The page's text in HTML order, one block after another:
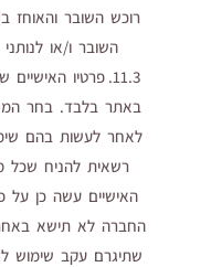
רוכש השובר והאוחז
השובר ו/או
11.3. פרטיו
באתר בלבד. בחר
לאחר לעשות בהם
רשאית להניח שכל
האישיים עשה כן
החברה לא תישא
שתיגרם עקב שימוש